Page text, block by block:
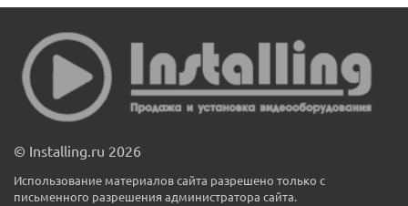
© Installing.ru 2026
Использование материалов сайта разрешено только с
письменного разрешения администратора сайта.